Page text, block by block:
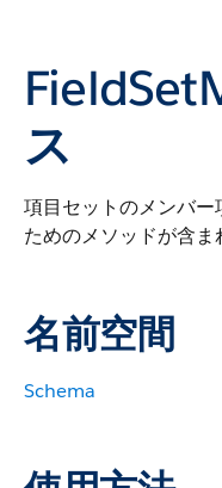
ス
項目セットのメンバ
ためのメソッドが含ま
名前空間
Schema